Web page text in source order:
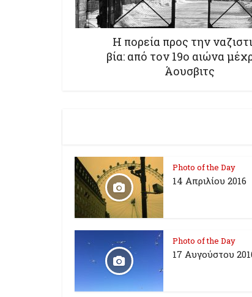
Η πορεία προς την
βία: από τον 19ο αιώνα
Άουσβιτς
Photo of the Day
14 Απριλίου 2016
Photo of the Day
17 Aυγούστου